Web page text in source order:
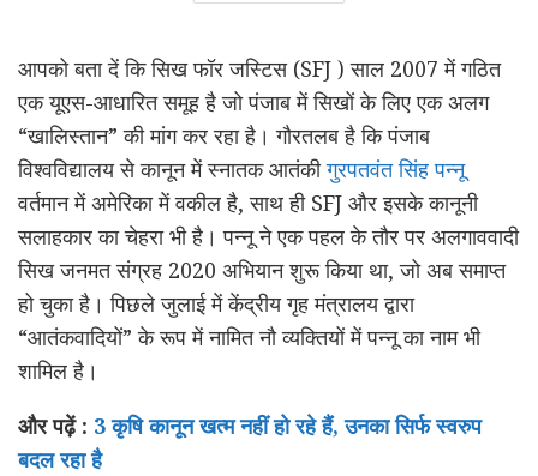
आपको बता दें कि सिख फॉर जस्टिस (SFJ ) साल 2007 में गठित
एक यूएस-आधारित समूह है जो पंजाब में सिखों के लिए एक अलग
“खालिस्तान” की मांग कर रहा है। गौरतलब है कि पंजाब
विश्वविद्यालय से कानून में स्नातक आतंकीगुरपतवंत सिंह पन्नू
वर्तमान में अमेरिका में वकील है, साथ ही SFJ और इसके कानूनी
सलाहकार का चेहरा भी है। पन्नू ने एक पहल के तौर पर अलगाववादी
सिख जनमत संग्रह 2020 अभियान शुरू किया था, जो अब समाप्त
हो चुका है। पिछले जुलाई में केंद्रीय गृह मंत्रालय द्वारा
“आतंकवादियों” के रूप में नामित नौ व्यक्तियों में पन्नू का नाम भी
शामिल है।
और पढ़ें : 3 कृषि कानून खत्म नहीं हो रहे हैं, उनका सिर्फ स्वरुप
बदल रहा है